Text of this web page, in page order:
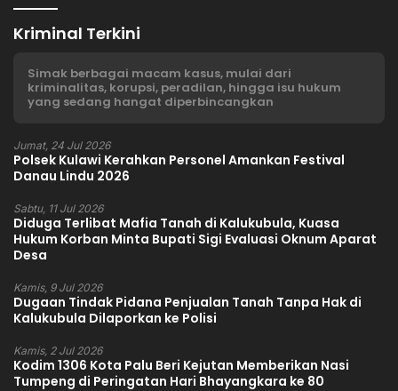
Kriminal Terkini
Simak berbagai macam kasus, mulai dari
kriminalitas, korupsi, peradilan, hingga isu hukum
yang sedang hangat diperbincangkan
Jumat, 24 Jul 2026
Polsek Kulawi Kerahkan Personel Amankan Festival
Danau Lindu 2026
Sabtu, 11 Jul 2026
Diduga Terlibat Mafia Tanah di Kalukubula, Kuasa
Hukum Korban Minta Bupati Sigi Evaluasi Oknum Aparat
Desa
Kamis, 9 Jul 2026
Dugaan Tindak Pidana Penjualan Tanah Tanpa Hak di
Kalukubula Dilaporkan ke Polisi
Kamis, 2 Jul 2026
Kodim 1306 Kota Palu Beri Kejutan Memberikan Nasi
Tumpeng di Peringatan Hari Bhayangkara ke 80